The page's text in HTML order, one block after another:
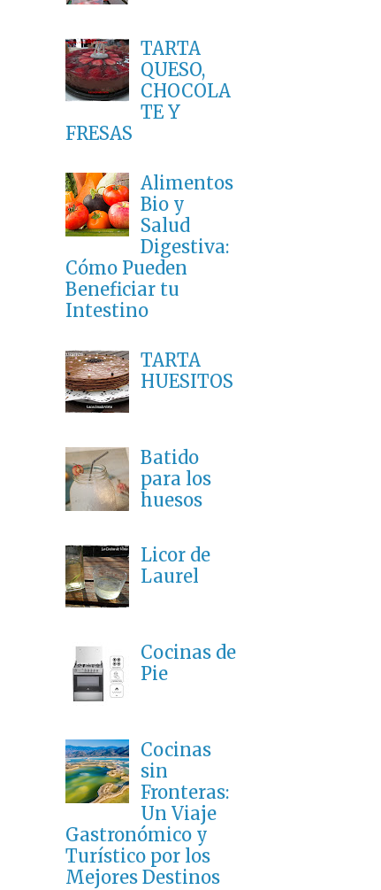
TARTA
QUESO,
CHOCOLA
TE Y
FRESAS
Alimentos
Bio y
Salud
Digestiva:
Cómo Pueden
Beneficiar tu
Intestino
TARTA
HUESITOS
Batido
para los
huesos
Licor de
Laurel
Cocinas de
Pie
Cocinas
sin
Fronteras:
Un Viaje
Gastronómico y
Turístico por los
Mejores Destinos